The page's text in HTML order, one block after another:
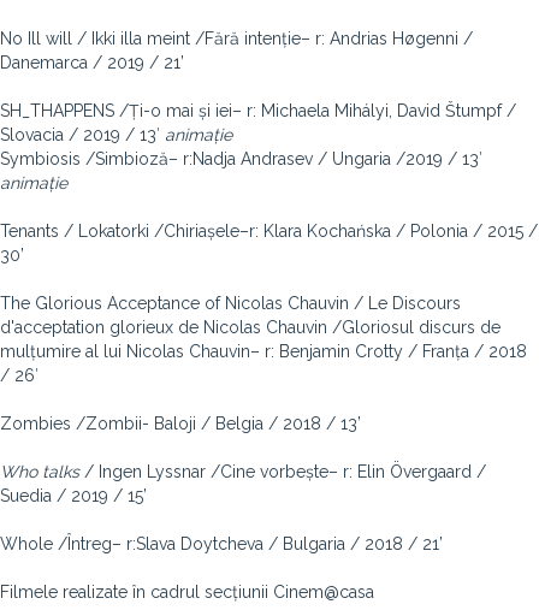
No Ill will / Ikki illa meint /Fără intenție– r: Andrias Høgenni /
Danemarca / 2019 / 21’
SH_THAPPENS /Ți-o mai și iei– r: Michaela Mihályi, David Štumpf /
Slovacia / 2019 / 13′ animație
Symbiosis /Simbioză– r:Nadja Andrasev / Ungaria /2019 / 13′
animație
Tenants / Lokatorki /Chiriașele–r: Klara Kochańska / Polonia / 2015 /
30’
The Glorious Acceptance of Nicolas Chauvin / Le Discours
d'acceptation glorieux de Nicolas Chauvin /Gloriosul discurs de
mulțumire al lui Nicolas Chauvin– r: Benjamin Crotty / Franța / 2018
/ 26′
Zombies /Zombii- Baloji / Belgia / 2018 / 13’
Who talks/ Ingen Lyssnar /Cine vorbește– r: Elin Övergaard /
Suedia / 2019 / 15’
Whole /Întreg– r:Slava Doytcheva / Bulgaria / 2018 / 21’
Filmele realizate în cadrul secțiunii Cinem@casa